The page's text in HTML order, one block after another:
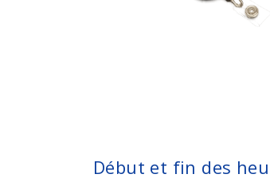
Début et fin des